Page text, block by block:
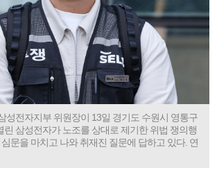
성전자지부 위원장이 13일 경기도 수원시 영통구
린 삼성전자가 노조를 상대로 제기한 위법 쟁의행
문을 마치고 나와 취재진 질문에 답하고 있다. 연